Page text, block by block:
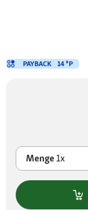
Menge1x
PAYBACK 14 °P